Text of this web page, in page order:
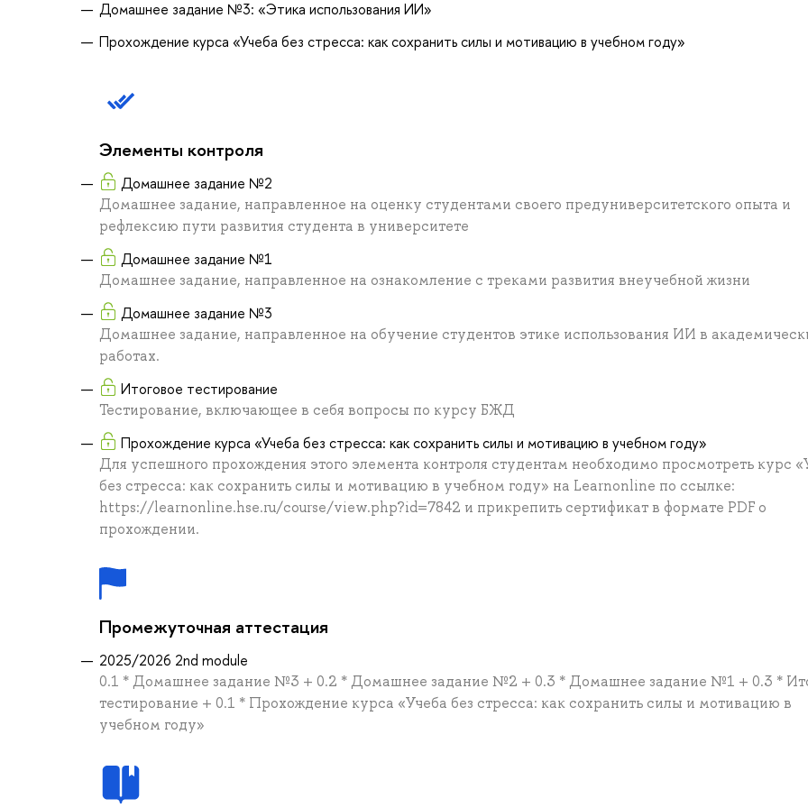
Домашнее задание №3: «Этика использования ИИ»
Прохождение курса «Учеба без стресса: как сохранить силы и мотивацию в учебном году»
Элементы контроля
Домашнее задание №2
Домашнее задание, направленное на оценку студентами своего предуниверситетского опыта и
рефлексию пути развития студента в университете
Домашнее задание №1
Домашнее задание, направленное на ознакомление с треками развития внеучебной жизни
Домашнее задание №3
Домашнее задание, направленное на обучение студентов этике использования ИИ в
работах.
Итоговое тестирование
Тестирование, включающее в себя вопросы по курсу БЖД
Прохождение курса «Учеба без стресса: как сохранить силы и мотивацию в учебном году»
Для успешного прохождения этого элемента контроля студентам необходимо просмотреть курс
без стресса: как сохранить силы и мотивацию в учебном году» на Learnonline по ссылке:
https://learnonline.hse.ru/course/view.php?id=7842 и прикрепить сертификат в формате PDF о
прохождении.
Промежуточная аттестация
2025/2026 2nd module
0.1 * Домашнее задание №3 + 0.2 * Домашнее задание №2 + 0.3 * Домашнее задание №1 + 0.3 *
тестирование + 0.1 * Прохождение курса «Учеба без стресса: как сохранить силы и мотивацию в
учебном году»